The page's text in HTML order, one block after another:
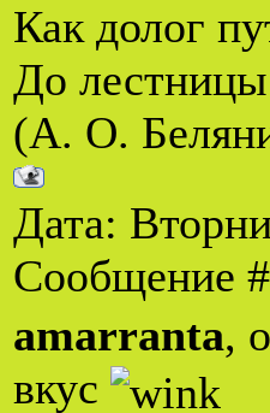
Как долог
До лестницы
(А. О.
Дата:
Сообщение
amarranta,
вкус